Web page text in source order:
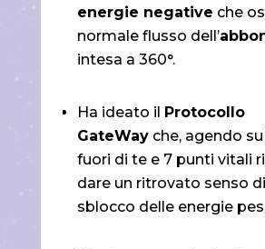
energie negative che
normale flusso dell’
intesa a 360°.
Ha ideato il Protocollo
GateWay che, agendo
fuori di te e 7 punti vitali
dare un ritrovato senso
sblocco delle energie